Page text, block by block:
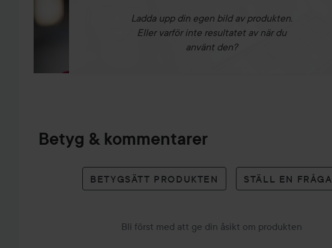
Ladda upp din egen bild av produkten.
Eller varför inte resultatet av när du
använt den?
Betyg & kommentarer
BETYGSÄTT PRODUKTEN STÄLL EN FRÅGA
Bli först med att ge din åsikt om produkten